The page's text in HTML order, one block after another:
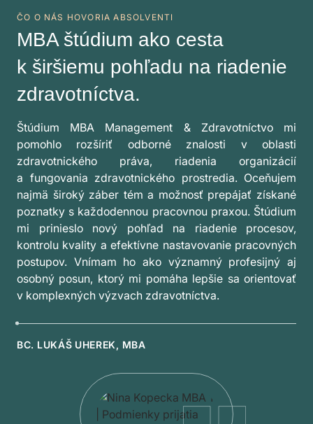
ČO O NÁS HOVORIA ABSOLVENTI
MBA štúdium ako cesta
k širšiemu pohľadu na riadenie
zdravotníctva.
Štúdium MBA Management & Zdravotníctvo mi
pomohlo rozšíriť odborné znalosti v oblasti
zdravotnického práva, riadenia organizácií
a fungovania zdravotnického prostredia. Oceňujem
najmä široký záber tém a možnosť prepájať získané
poznatky s každodennou pracovnou praxou. Štúdium
mi prinieslo nový pohľad na riadenie procesov,
kontrolu kvality a efektívne nastavovanie pracovných
postupov. Vnímam ho ako významný profesijný aj
osobný posun, ktorý mi pomáha lepšie sa orientovať
v komplexných výzvach zdravotníctva.
BC. LUKÁŠ UHEREK, MBA